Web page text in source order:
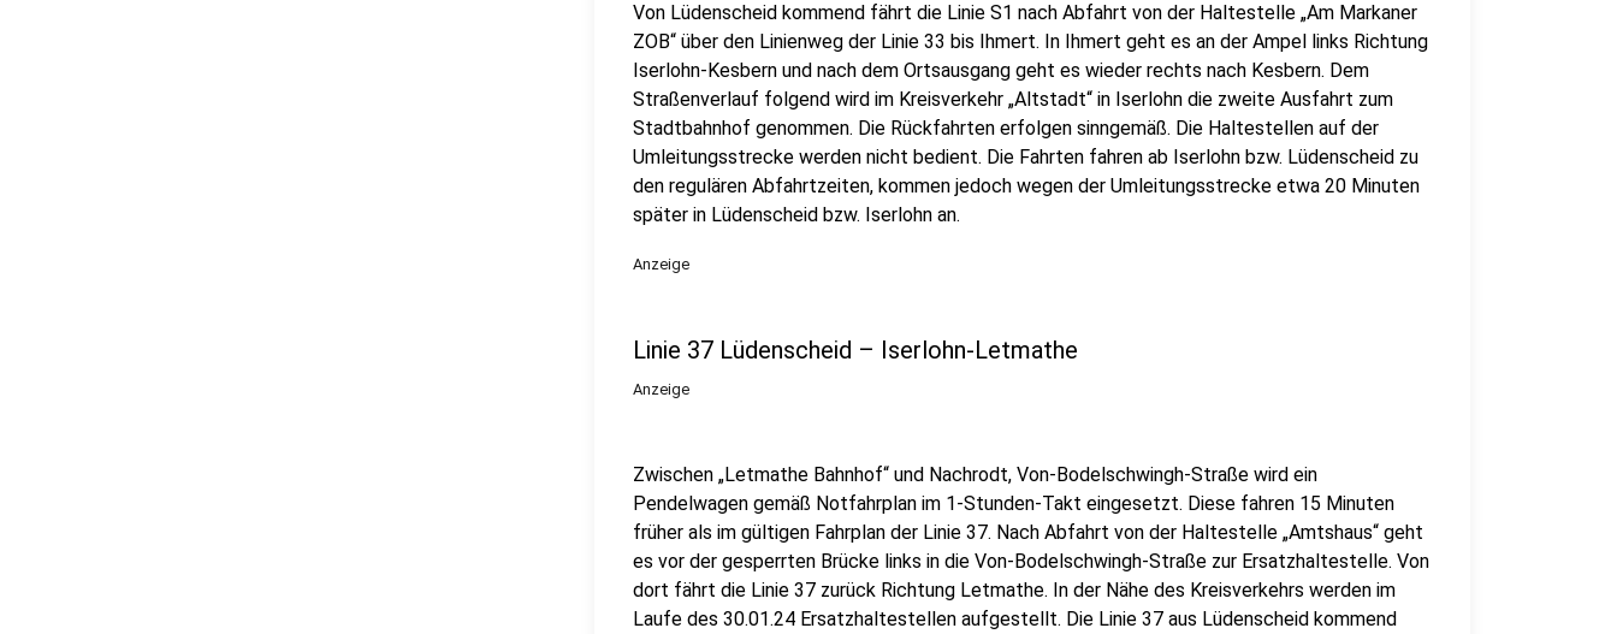
Von Lüdenscheid kommend fährt die Linie S1 nach Abfahrt von der Haltestelle „Am Markaner
ZOB“ über den Linienweg der Linie 33 bis Ihmert. In Ihmert geht es an der Ampel links Richtung
Iserlohn-Kesbern und nach dem Ortsausgang geht es wieder rechts nach Kesbern. Dem
Straßenverlauf folgend wird im Kreisverkehr „Altstadt“ in Iserlohn die zweite Ausfahrt zum
Stadtbahnhof genommen. Die Rückfahrten erfolgen sinngemäß. Die Haltestellen auf der
Umleitungsstrecke werden nicht bedient. Die Fahrten fahren ab Iserlohn bzw. Lüdenscheid zu
den regulären Abfahrtzeiten, kommen jedoch wegen der Umleitungsstrecke etwa 20 Minuten
später in Lüdenscheid bzw. Iserlohn an.
Anzeige
Linie 37 Lüdenscheid – Iserlohn-Letmathe
Anzeige
Zwischen „Letmathe Bahnhof“ und Nachrodt, Von-Bodelschwingh-Straße wird ein
Pendelwagen gemäß Notfahrplan im 1-Stunden-Takt eingesetzt. Diese fahren 15 Minuten
früher als im gültigen Fahrplan der Linie 37. Nach Abfahrt von der Haltestelle „Amtshaus“ geht
es vor der gesperrten Brücke links in die Von-Bodelschwingh-Straße zur Ersatzhaltestelle. Von
dort fährt die Linie 37 zurück Richtung Letmathe. In der Nähe des Kreisverkehrs werden im
Laufe des 30.01.24 Ersatzhaltestellen aufgestellt. Die Linie 37 aus Lüdenscheid kommend